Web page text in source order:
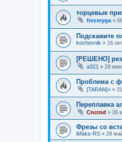
торцевые
frezeryga »
Подскажите
kochevnik » 16
[РЕШЕНО]
a321 » 28
Проблема с
[TARAN]> »
Переплавка
Cncrnd » 26
Фрезы со
iMaks-RS » 28